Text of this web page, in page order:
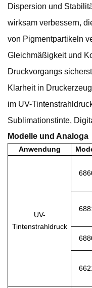
Dispersion und
wirksam verbessern,
von Pigmentpartikeln
Gleichmäßigkeit und
Druckvorgangs
Klarheit in
im UV-
Sublimationstinte,
Modelle und Analoga
Anwendung
UV-
Tintenstrahldruck